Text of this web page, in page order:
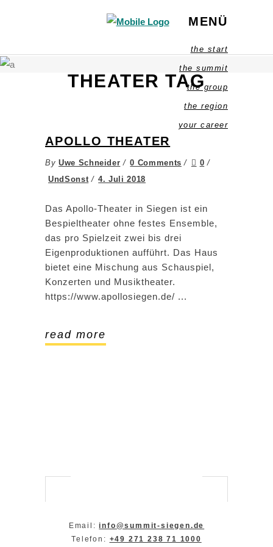
MENÜ
the start
the summit
the group
the region
your career
THEATER TAG
APOLLO THEATER
By Uwe Schneider 0 Comments
0
UndSonst
4. Juli 2018
Das Apollo-Theater in Siegen ist ein
Bespieltheater ohne festes Ensemble,
das pro Spielzeit zwei bis drei
Eigenproduktionen aufführt. Das Haus
bietet eine Mischung aus Schauspiel,
Konzerten und Musiktheater.
https://www.apollosiegen.de/
read more
Email:info@summit-siegen.de
Telefon: +49 271 238 71 1000